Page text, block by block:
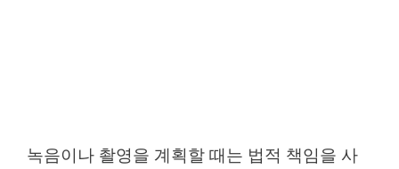
녹음이나 촬영을 계획할 때는 법적 책임을 사